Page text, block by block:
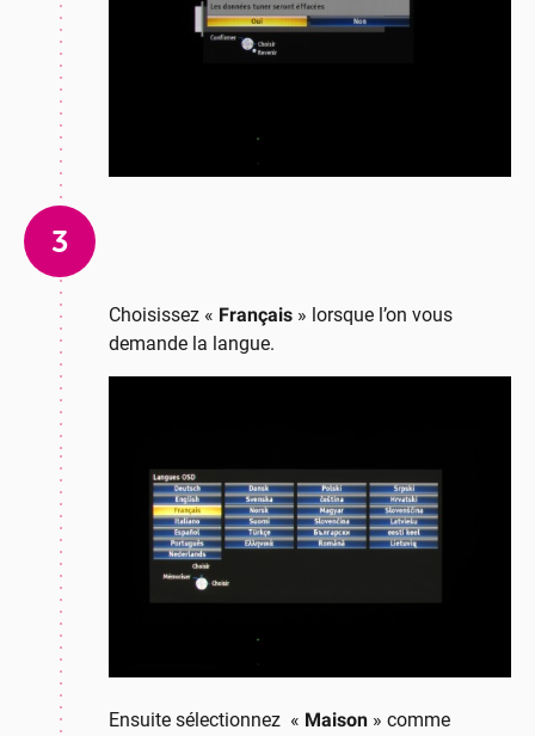
3
Choisissez « Français » lorsque l’on vous
demande la langue.
Ensuite sélectionnez « Maison » comme